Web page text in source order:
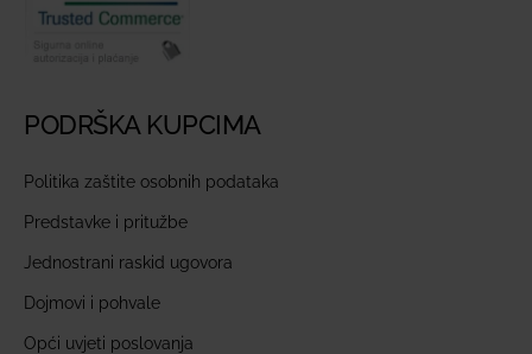
PODRŠKA KUPCIMA
Politika zaštite osobnih podataka
Predstavke i pritužbe
Jednostrani raskid ugovora
Dojmovi i pohvale
Opći uvjeti poslovanja